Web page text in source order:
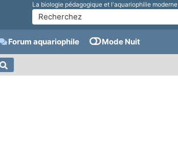
La biologie pédagogique et l'aquariophilie moderne
Forum aquariophile Mode Nuit